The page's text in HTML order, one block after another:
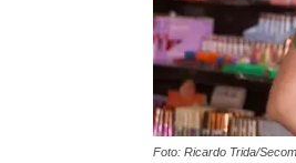
Foto: Ricardo Trida/